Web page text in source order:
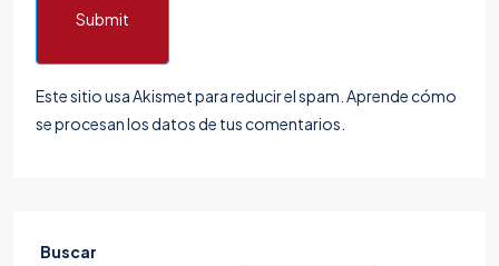
Submit
Este sitio usa Akismet para reducir el spam. Aprende cómo
se procesan los datos de tus comentarios.
Buscar